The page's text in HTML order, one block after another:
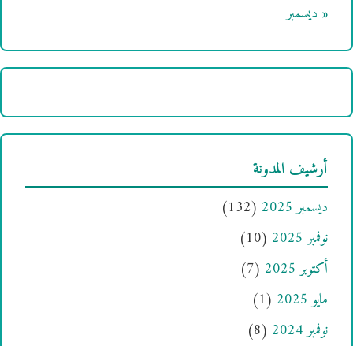
« ديسمبر
أرشيف المدونة
ديسمبر 2025
(132)
نوفمبر 2025
(10)
أكتوبر 2025
(7)
مايو 2025
(1)
نوفمبر 2024
(8)